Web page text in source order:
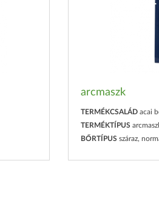
arcmaszk
TERMÉKCSALÁD acai
TERMÉKTÍPUS
BŐRTÍPUS száraz,